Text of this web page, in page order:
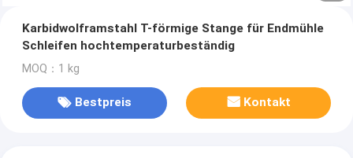
Karbidwolframstahl T-förmige Stange für Endmühle
Schleifen hochtemperaturbeständig
MOQ：1 kg
Bestpreis Kontakt